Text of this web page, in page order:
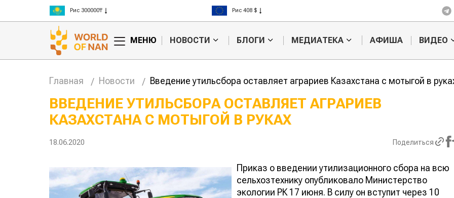
Рис 300000₸
Пшеница 3 класс 125000₸
Рис 408 $
Пшеница 423 $
МЕНЮ НОВОСТИ БЛОГИ МЕДИАТЕКА АФИША ВИДЕО
Главная Новости Введение утильсбора оставляет аграриев Казахстана с мотыгой в
ВВЕДЕНИЕ УТИЛЬСБОРА ОСТАВЛЯЕТ АГРАРИЕВ
КАЗАХСТАНА С МОТЫГОЙ В РУКАХ
18.06.2020 Поделиться
Приказ о введении утилизационного сбора на всю
сельхозтехнику опубликовало Министерство
экологии РК 17 июня. В силу он вступит через 10